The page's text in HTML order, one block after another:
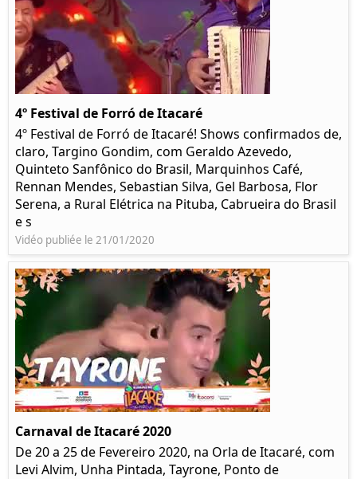
4º Festival de Forró de Itacaré
4º Festival de Forró de Itacaré! Shows confirmados de,
claro, Targino Gondim, com Geraldo Azevedo,
Quinteto Sanfônico do Brasil, Marquinhos Café,
Rennan Mendes, Sebastian Silva, Gel Barbosa, Flor
Serena, a Rural Elétrica na Pituba, Cabrueira do Brasil
e s
Vidéo publiée le 21/01/2020
Carnaval de Itacaré 2020
De 20 a 25 de Fevereiro 2020, na Orla de Itacaré, com
Levi Alvim, Unha Pintada, Tayrone, Ponto de